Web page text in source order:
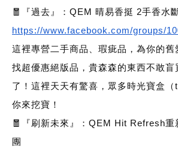
🧧『過去』：QEM 晴易香挺 2手香水
https://www.facebook.com/groups/
這裡專營二手商品、瑕疵品，為你的舊
找超優惠絕版品，貴森森的東西不敢盲
了！這裡天天有驚喜，眾多時光寶盒
你來挖寶！
🧧『刷新未來』：QEM Hit Refresh重
團